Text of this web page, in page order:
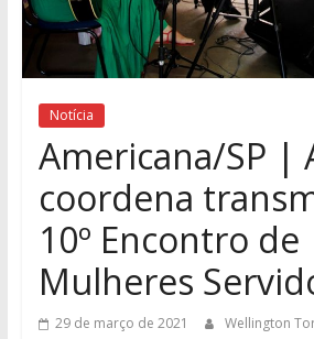
Notícia
Americana/SP |
coordena
10º Encontro de
Mulheres
29 de março de 2021 Wellington